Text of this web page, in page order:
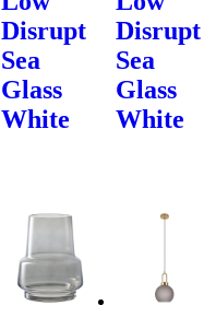
Disrupt
Sea
Glass
White
Disrupt
Sea
Glass
White